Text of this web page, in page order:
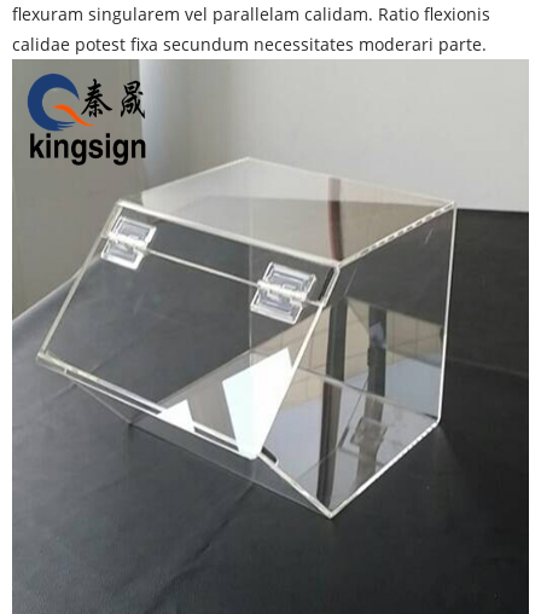
flexuram singularem vel parallelam calidam. Ratio flexionis
calidae potest fixa secundum necessitates moderari parte.